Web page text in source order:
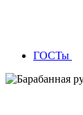
ГОСТы